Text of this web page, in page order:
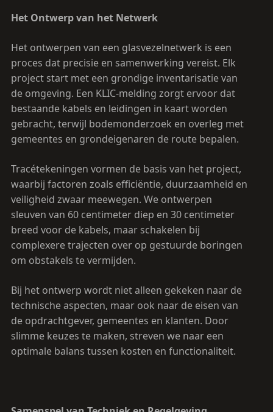
Het Ontwerp van het Netwerk
Het ontwerpen van een glasvezelnetwerk is een
proces dat precisie en samenwerking vereist. Elk
project start met een grondige inventarisatie van
de omgeving. Een KLIC-melding zorgt ervoor dat
bestaande kabels en leidingen in kaart worden
gebracht, terwijl bodemonderzoek en overleg met
gemeentes en grondeigenaren de route bepalen.
Tracétekeningen vormen de basis van het project,
waarbij factoren zoals efficiëntie, duurzaamheid en
veiligheid zwaar meewegen. We ontwerpen
sleuven van 60 centimeter diep en 30 centimeter
breed voor de kabels, maar schakelen bij
complexere trajecten over op gestuurde boringen
om obstakels te vermijden.
Bij het ontwerp wordt niet alleen gekeken naar de
technische aspecten, maar ook naar de eisen van
de opdrachtgever, gemeentes en klanten. Door
slimme keuzes te maken, streven we naar een
optimale balans tussen kosten en functionaliteit.